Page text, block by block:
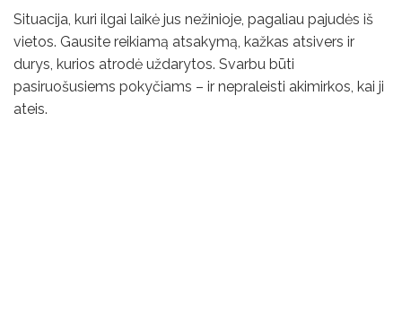
Situacija, kuri ilgai laikė jus nežinioje, pagaliau pajudės iš
vietos. Gausite reikiamą atsakymą, kažkas atsivers ir
durys, kurios atrodė uždarytos. Svarbu būti
pasiruošusiems pokyčiams – ir nepraleisti akimirkos, kai ji
ateis.